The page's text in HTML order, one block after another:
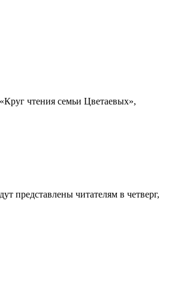
чтения семьи Цветаевых»,
представлены читателям в четверг,